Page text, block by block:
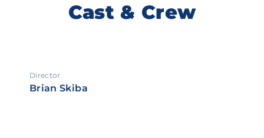
Cast & Crew
Director
Brian Skiba